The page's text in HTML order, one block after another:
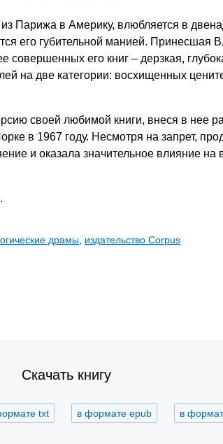
Парижа в Америку, влюбляется в
его губительной манией. Принесшая
совершенных его книг – дерзкая,
на две категории: восхищенных
своей любимой книги, внеся в нее
в 1967 году. Несмотря на запрет,
и оказала значительное влияние
драмы издательство Corpus
Скачать книгу
txt в формате epub в